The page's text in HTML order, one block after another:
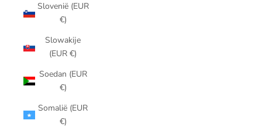
Slovenië (EUR
€)
Slowakije
(EUR €)
Soedan (EUR
€)
Somalië (EUR
€)